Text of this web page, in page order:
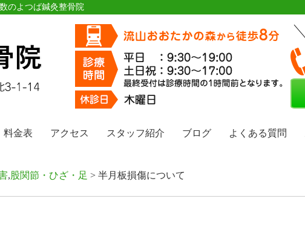
のよつば鍼灸整骨院
料金表 アクセス スタッフ紹介 ブログ よくある質問
,股関節・ひざ・足 > 半月板損傷について